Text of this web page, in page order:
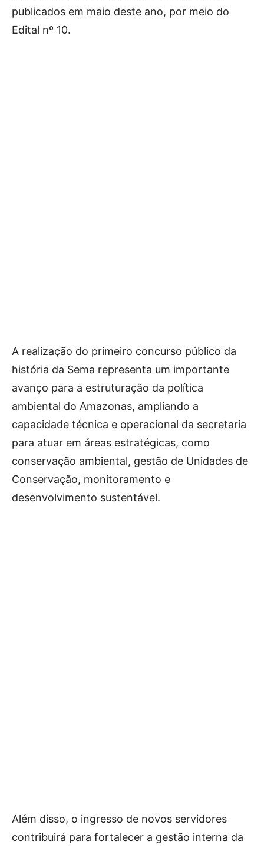
publicados em maio deste ano, por meio do
Edital nº 10.
A realização do primeiro concurso público da
história da Sema representa um importante
avanço para a estruturação da política
ambiental do Amazonas, ampliando a
capacidade técnica e operacional da secretaria
para atuar em áreas estratégicas, como
conservação ambiental, gestão de Unidades de
Conservação, monitoramento e
desenvolvimento sustentável.
Além disso, o ingresso de novos servidores
contribuirá para fortalecer a gestão interna da